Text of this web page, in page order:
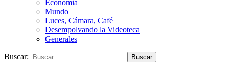
Economía
Mundo
Luces, Cámara, Café
Desempolvando la Videoteca
Generales
Buscar: